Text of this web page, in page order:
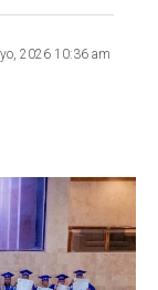
2026 10:36 am